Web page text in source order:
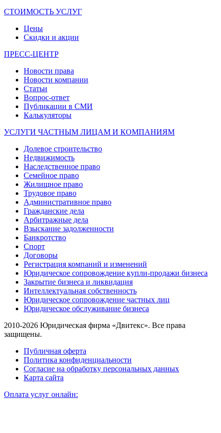
СТОИМОСТЬ УСЛУГ
Цены
Скидки и акции
ПРЕСС-ЦЕНТР
Новости права
Новости компании
Статьи
Вопрос-ответ
Публикации в СМИ
Калькуляторы
УСЛУГИ ЧАСТНЫМ ЛИЦАМ И КОМПАНИЯМ
Долевое строительство
Недвижимость
Наследственное право
Семейное право
Жилищное право
Трудовое право
Административное право
Гражданские дела
Арбитражные дела
Взыскание задолженности
Банкротство
Спорт
Договоры
Регистрация компаний и изменений
Юридическое сопровождение купли-продажи бизнеса
Закрытие бизнеса и ликвидация
Интеллектуальная собственность
Юридическое сопровождение частных лиц
Юридическое обслуживание бизнеса
2010-2026 Юридическая фирма «Двитекс». Все права
защищены.
Публичная оферта
Политика конфиденциальности
Согласие на обработку персональных данных
Карта сайта
Оплата услуг онлайн: